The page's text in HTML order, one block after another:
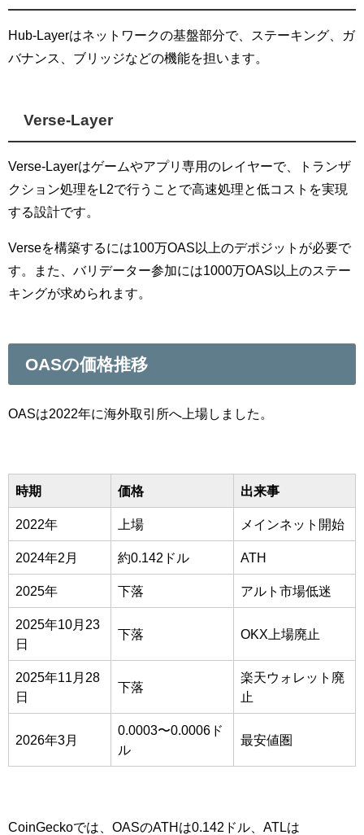
Hub-Layerはネットワークの基盤部分で、ステーキング、ガ
バナンス、ブリッジなどの機能を担います。
Verse-Layer
Verse-Layerはゲームやアプリ専用のレイヤーで、トランザ
クション処理をL2で行うことで高速処理と低コストを実現
する設計です。
Verseを構築するには100万OAS以上のデポジットが必要で
す。また、バリデーター参加には1000万OAS以上のステー
キングが求められます。
OASの価格推移
OASは2022年に海外取引所へ上場しました。
時期 価格 出来事
2022年 上場 メインネット開始
2024年2月 約0.142ドル ATH
2025年 下落 アルト市場低迷
2025年10月23
日
下落 OKX上場廃止
2025年11月28
日
下落
楽天ウォレット廃
止
2026年3月
0.0003〜0.0006ド
ル
最安値圏
CoinGeckoでは、OASのATHは0.142ドル、ATLは